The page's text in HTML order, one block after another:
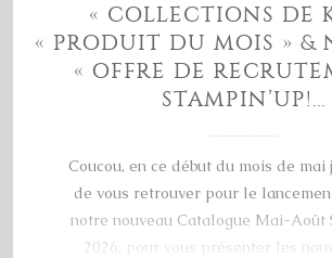
« COLLECTIONS DE
« PRODUIT DU MOIS » &
« OFFRE DE
STAMPIN’UP!…
Coucou, en ce début du mois de mai
de vous retrouver pour le
notre nouveau Catalogue Mai-Août
2026, pour vous présenter les